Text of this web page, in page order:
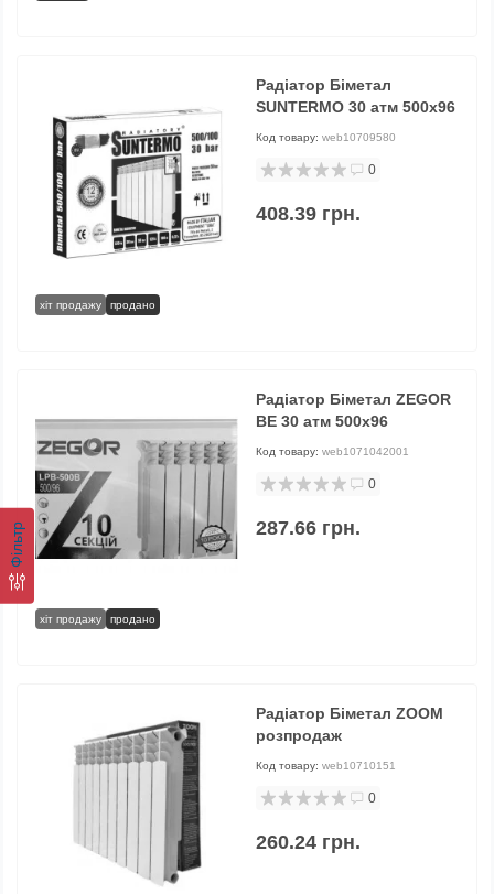
Фільтр
хіт продажу продано
Радіатор Біметал
SUNTERMO 30 атм 500х96
Код товару: web10709580
0
408.39 грн.
хіт продажу продано
Радіатор Біметал ZEGOR
ВЕ 30 атм 500х96
Код товару: web1071042001
0
287.66 грн.
Радіатор Біметал ZOOM
розпродаж
Код товару: web10710151
0
260.24 грн.